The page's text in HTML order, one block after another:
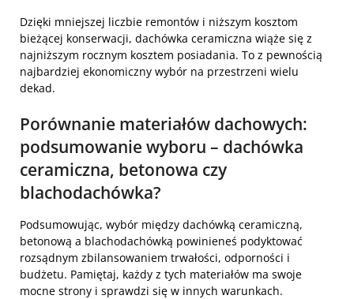
Dzięki mniejszej liczbie remontów i niższym kosztom
bieżącej konserwacji, dachówka ceramiczna wiąże się z
najniższym rocznym kosztem posiadania. To z pewnością
najbardziej ekonomiczny wybór na przestrzeni wielu
dekad.
Porównanie materiałów dachowych:
podsumowanie wyboru – dachówka
ceramiczna, betonowa czy
blachodachówka?
Podsumowując, wybór między dachówką ceramiczną,
betonową a blachodachówką powinieneś podyktować
rozsądnym zbilansowaniem trwałości, odporności i
budżetu. Pamiętaj, każdy z tych materiałów ma swoje
mocne strony i sprawdzi się w innych warunkach.